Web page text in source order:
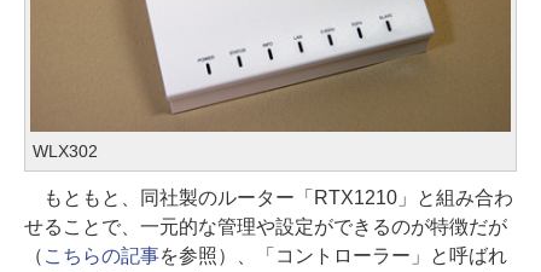
WLX302
もともと、同社製のルーター「RTX1210」と組み合わ
せることで、一元的な管理や設定ができるのが特徴だが
（ こちらの記事を参照）、「コントローラー」と呼ばれ